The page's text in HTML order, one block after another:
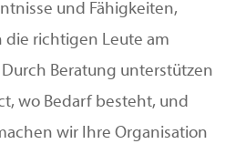
und Fähigkeiten,
die richtigen Leute am
Beratung unterstützen
wo Bedarf besteht, und
wir Ihre Organisation